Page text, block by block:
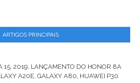
ARTIGOS PRINCIPAIS
15, 2019, LANÇAMENTO DO HONOR 8A
A20E, GALAXY A80, HUAWEI P30